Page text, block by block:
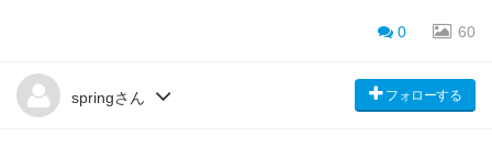
0 60
springさん フォローする